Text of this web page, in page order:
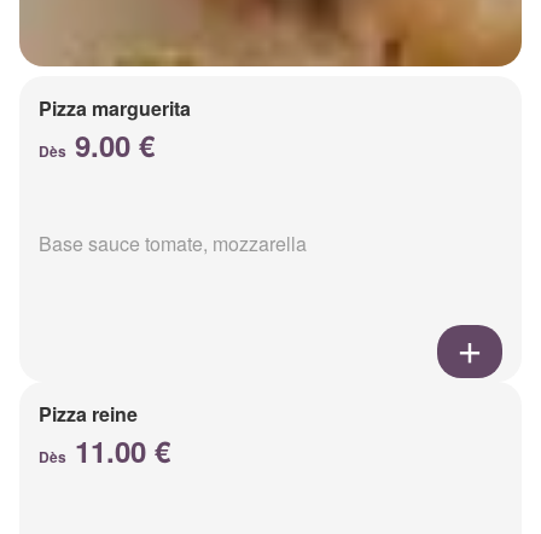
Pizza marguerita
Dès 9.00 €
Base sauce tomate, mozzarella
Pizza reine
Dès 11.00 €